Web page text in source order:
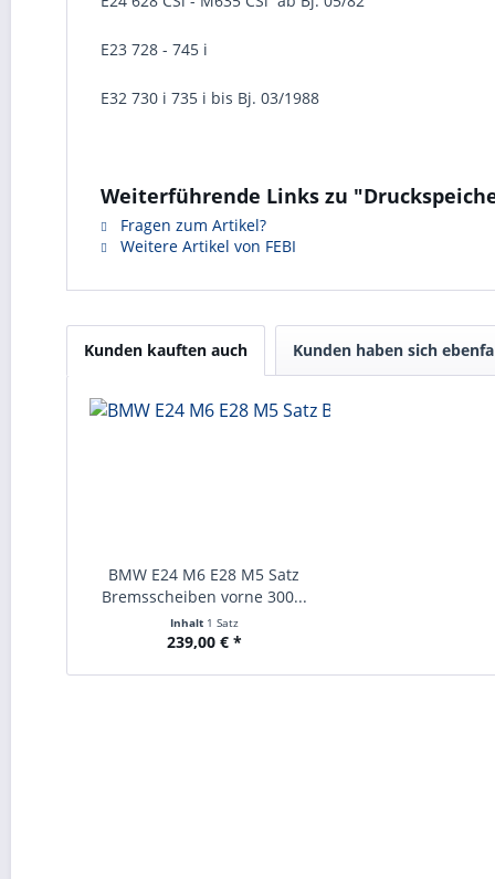
E23 728 - 745 i
E32 730 i 735 i bis Bj. 03/1988
Weiterführende Links zu
Fragen zum Artikel?
Weitere Artikel von FEBI
Kunden kauften auch Kunden haben sich
BMW E24 M6 E28 M5 Satz
Bremsscheiben vorne 300...
Inhalt 1 Satz
239,00 € *